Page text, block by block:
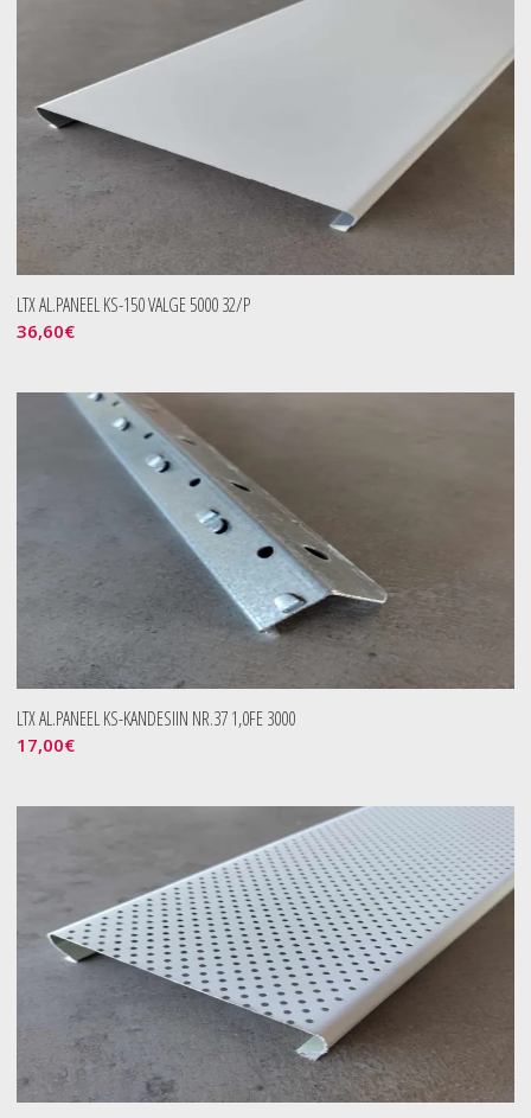
LTX AL.PANEEL KS-150 VALGE 5000 32/P
36,60€
LTX AL.PANEEL KS-KANDESIIN NR.37 1,0FE 3000
17,00€